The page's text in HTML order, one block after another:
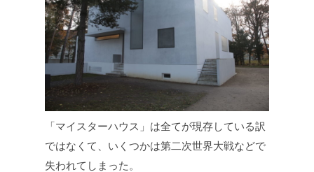
「マイスターハウス」は全てが現存している訳
ではなくて、いくつかは第二次世界大戦などで
失われてしまった。